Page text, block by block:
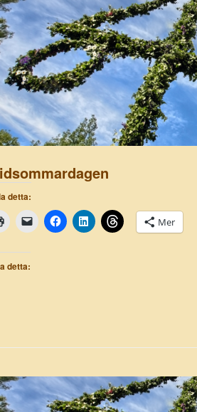
detta:
Mer
detta: